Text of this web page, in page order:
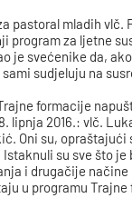
pastoral mladih vlč.
program za ljetne
je svećenike da,
sudjeluju na
formacije
lipnja 2016.: vlč.
Oni su, opraštajući
su sve što je
i drugačije
u programu